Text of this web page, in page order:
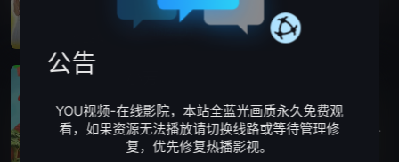
魔女、南柯梦等遇到了许多过去从未遇到的问
题，青春期的不期而至不仅令她们在一夜之间
个头窜高了一大截，更让她们小小的心灵开始
2026 大陆 剧情 国产
主演： 王影璐 / 辛云来 / 王勉 / 王姬 / 颖儿
李川
本剧改编自豆瓣阅读连载小说《小芳出
公告
YOU视频-在线影院，本站全蓝光画质永久免费观
看，如果资源无法播放请切换线路或等待管理修
复，优先修复热播影视。